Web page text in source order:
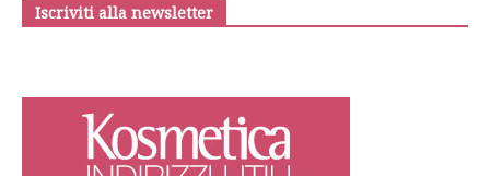
Iscriviti alla newsletter